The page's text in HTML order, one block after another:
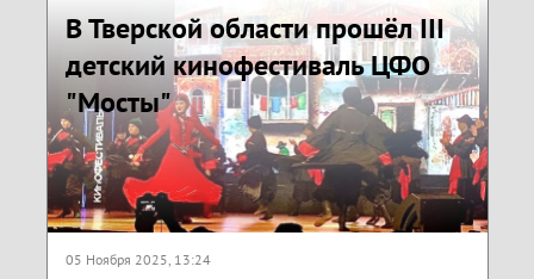
В Тверской области прошёл III
детский кинофестиваль ЦФО
"Мосты"
05 Ноября 2025, 13:24